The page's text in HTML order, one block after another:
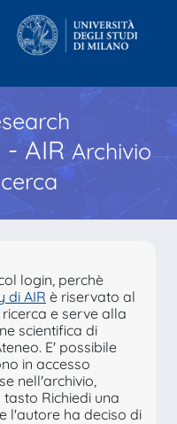
- AIR Archivio
login, perchè
di AIR è riservato al
e serve alla
scientifica di
E' possibile
in accesso
nell'archivio,
Richiedi una
l'autore ha deciso di